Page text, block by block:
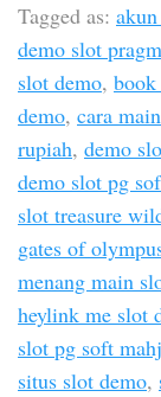
Tagged as:
demo slot
slot demo,
demo, cara
rupiah, demo
demo slot pg
slot treasure
gates of
menang main
heylink me slot
slot pg soft
situs slot demo,